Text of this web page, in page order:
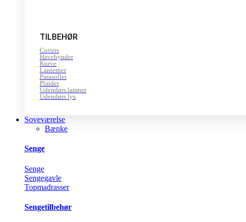
TILBEHØR
Covers
Havehynder
Kurve
Lanterner
Parasoller
Plaider
Udendørs lamper
Udendørs lys
Soveværelse
Bænke
Senge
Senge
Sengegavle
Topmadrasser
Sengetilbehør